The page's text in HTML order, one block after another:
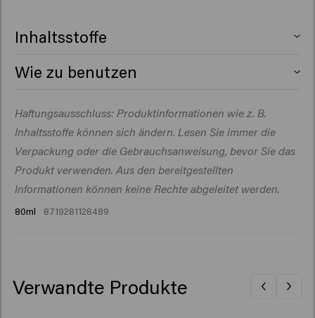
Inhaltsstoffe
Sulfate, Propylene Glycol, PEG-200 Hydrogenated
Hydrogenated Castor Oil, Parfum (Fragrance), Sodium
Benzoate, PEG-7 Glyceryl Cocoate, Glyceryl Laurate,
Polyquaternium-10, Acid Violet 43, Citric Acid,
Panthenol, Polyquaternium-7, Arginine, Glucose, Sorbitol,
Viola Odorata Flower Extract.
Wie zu benutzen
lassen und gründlich ausspülen.Achtung! Dieses
Produkt enthält Inhaltsstoffe, die bei bestimmten
Personen Hautreizungen hervorrufen können; daher
sollte zunächst ein Vorversuch gemäß den beiliegenden
Anweisungen durchgeführt werden. Dieses Produkt darf
verwendet werden; dies kann zur Erblindung führen.
Haftungsausschluss: Produktinformationen wie z. B.
Inhaltsstoffe können sich ändern. Lesen Sie immer die
Verpackung oder die Gebrauchsanweisung, bevor Sie das
Produkt verwenden. Aus den bereitgestellten
Informationen können keine Rechte abgeleitet werden.
80ml 8719281128489
Verwandte Produkte